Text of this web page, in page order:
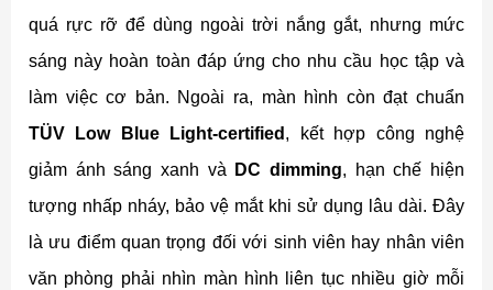
quá rực rỡ để dùng ngoài trời nắng gắt, nhưng mức
sáng này hoàn toàn đáp ứng cho nhu cầu học tập và
làm việc cơ bản. Ngoài ra, màn hình còn đạt chuẩn
TÜV Low Blue Light-certified , kết hợp công nghệ
giảm ánh sáng xanh và
DC dimming, hạn chế hiện
tượng nhấp nháy, bảo vệ mắt khi sử dụng lâu dài. Đây
là ưu điểm quan trọng đối với sinh viên hay nhân viên
văn phòng phải nhìn màn hình liên tục nhiều giờ mỗi